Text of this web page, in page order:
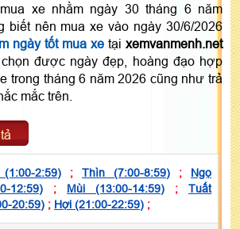
xe nhằm ngày 30 tháng 6 năm
biết nên mua xe vào ngày 30/6/2026
ngày tốt mua xe tại xemvanmenh.net
được ngày đẹp, hoàng đạo hợp
trong tháng 6 năm 2026 cũng như trả
mắc trên.
2:59) ; Thìn (7:00-8:59) ; Ngọ
12:59) ; Mùi (13:00-14:59) ; Tuất
20:59) ; Hợi (21:00-22:59) ;